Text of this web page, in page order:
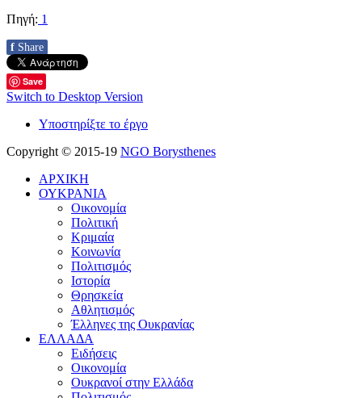
Πηγή: 1
f Share
Save
Switch to Desktop Version
Υποστηρίξτε το έργο
Copyright © 2015-19 NGO Borysthenes
ΑΡΧΙΚΗ
ΟΥΚΡΑΝΙΑ
Οικονομία
Πολιτική
Κριμαία
Κοινωνία
Πολιτισμός
Ιστορία
Θρησκεία
Αθλητισμός
Έλληνες της Ουκρανίας
ΕΛΛΑΔΑ
Ειδήσεις
Οικονομία
Ουκρανοί στην Ελλάδα